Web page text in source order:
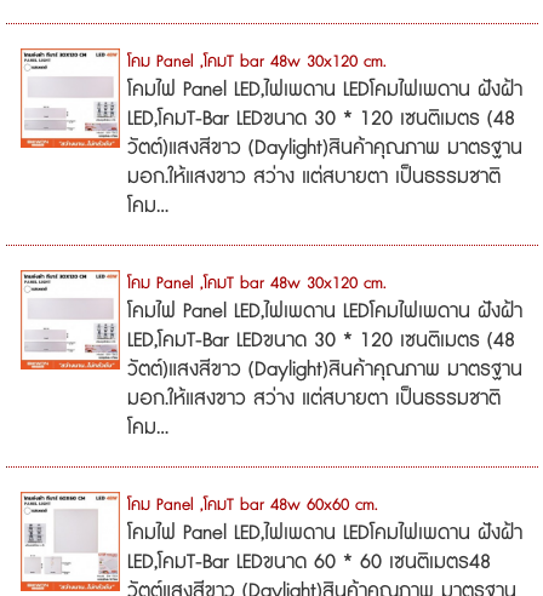
โคม Panel ,โคมT bar 48w 30x120 cm.
โคมไฟ Panel LED,ไฟเพดาน LEDโคมไฟเพดาน ฝังฝ้า
LED,โคมT-Bar LEDขนาด 30 * 120 เซนติเมตร (48
วัตต์)แสงสีขาว (Daylight)สินค้าคุณภาพ มาตรฐาน
มอก.ให้แสงขาว สว่าง แต่สบายตา เป็นธรรมชาติ
โคม...
โคม Panel ,โคมT bar 48w 30x120 cm.
โคมไฟ Panel LED,ไฟเพดาน LEDโคมไฟเพดาน ฝังฝ้า
LED,โคมT-Bar LEDขนาด 30 * 120 เซนติเมตร (48
วัตต์)แสงสีขาว (Daylight)สินค้าคุณภาพ มาตรฐาน
มอก.ให้แสงขาว สว่าง แต่สบายตา เป็นธรรมชาติ
โคม...
โคม Panel ,โคมT bar 48w 60x60 cm.
โคมไฟ Panel LED,ไฟเพดาน LEDโคมไฟเพดาน ฝังฝ้า
LED,โคมT-Bar LEDขนาด 60 * 60 เซนติเมตร48